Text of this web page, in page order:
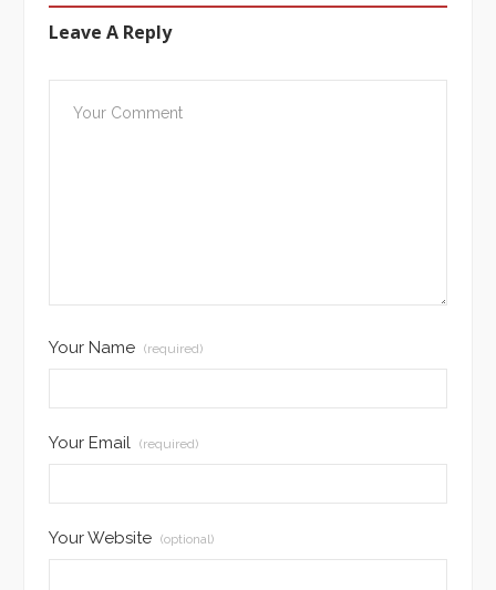
Leave A Reply
Your Name (required)
Your Email (required)
Your Website (optional)